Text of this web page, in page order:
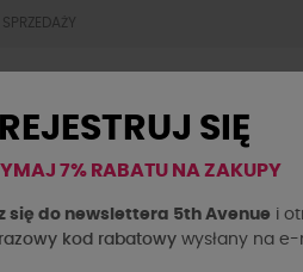
SIĘ
7% RABATU NA ZAKUPY
się do newslettera 5th Avenue i
kod rabatowy wysłany na e-